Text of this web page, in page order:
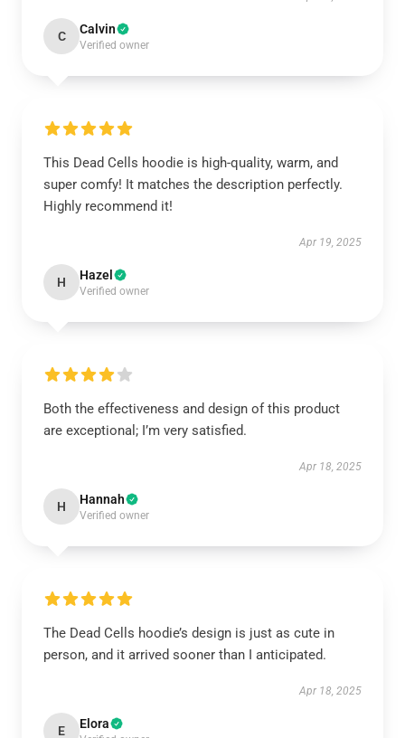
C Calvin
Verified owner
This Dead Cells hoodie is high-quality, warm, and
super comfy! It matches the description perfectly.
Highly recommend it!
Apr 19, 2025
H Hazel
Verified owner
Both the effectiveness and design of this product
are exceptional; I’m very satisfied.
Apr 18, 2025
H Hannah
Verified owner
The Dead Cells hoodie’s design is just as cute in
person, and it arrived sooner than I anticipated.
Apr 18, 2025
E Elora